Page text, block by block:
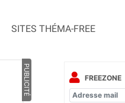
SITES THÉMA-FREE
PUBLICITÉ
FREEZONE